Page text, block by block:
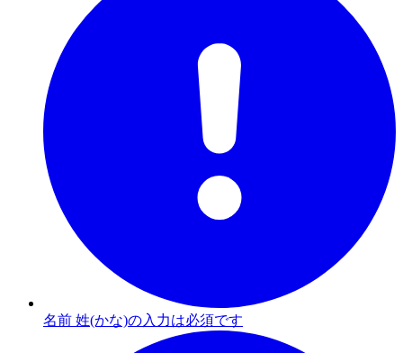
名前 姓(かな)の入力は必須です